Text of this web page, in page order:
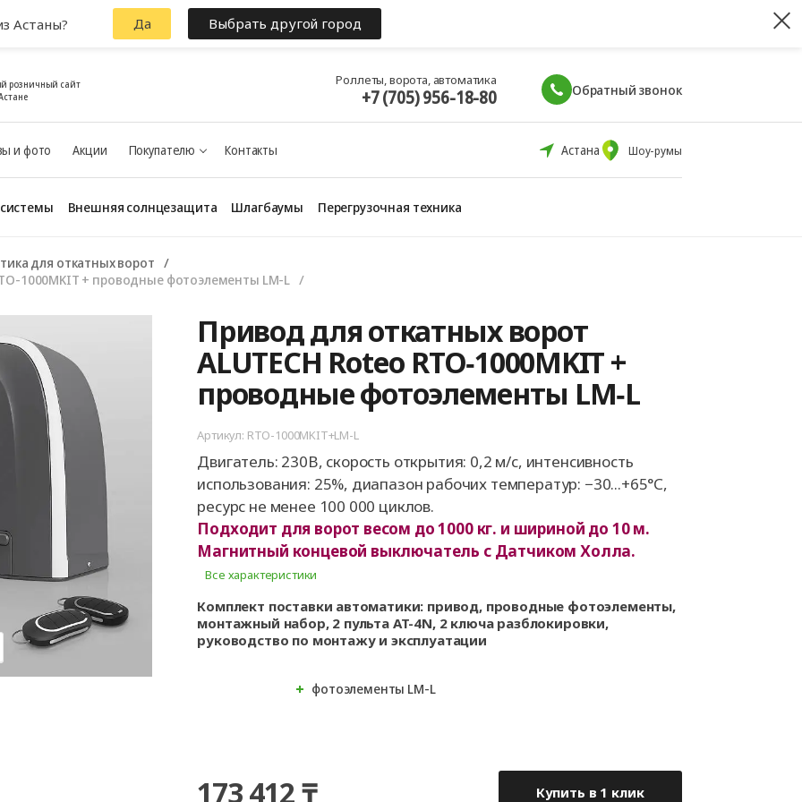
розничный сайт
Роллеты, ворота, автоматика
+7 (705) 956-18-80 Обратный звонок
и фото Акции Покупателю Контакты Астана Шоу-румы
Панорамные ворота Въездные ворота
Откатные ворота
Комплект для
откатных ворот
Распашные ворота
Каркасы для ворот
Калитки
Заборы
Автоматика для
гаражных ворот
Автоматика для
Аксессуары для
для
для
Роллетные решетки
Внешняя солнцезащита Шлагбаумы Перегрузочная техника
Перегрузочные
площадки
Перегрузочные
для откатных ворот
+ проводные фотоэлементы LM‑L
Привод для откатных ворот
ALUTECH Roteo RTO‑1000MKIT +
проводные фотоэлементы LM‑L
Артикул: RTO-1000MKIT+LM-L
Двигатель: 230В, скорость открытия: 0,2 м/с, интенсивность
использования: 25%, диапазон рабочих температур: −30...+65°С,
ресурс не менее 100 000 циклов.
Подходит для ворот весом до 1000 кг. и шириной до 10 м.
Магнитный концевой выключатель с Датчиком Холла.
Все характеристики
Комплект поставки автоматики: привод, проводные фотоэлементы,
монтажный набор, 2 пульта AT-4N, 2 ключа разблокировки,
руководство по монтажу и эксплуатации
фотоэлементы LM-L
173 412 ₸ Купить в 1 клик
Астаны? Да Выбрать другой город